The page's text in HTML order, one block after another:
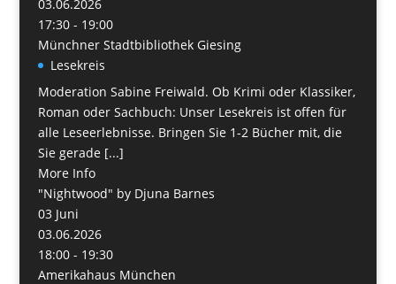
03.06.2026
17:30 - 19:00
Münchner Stadtbibliothek Giesing
Lesekreis
Moderation Sabine Freiwald. Ob Krimi oder Klassiker,
Roman oder Sachbuch: Unser Lesekreis ist offen für
alle Leseerlebnisse. Bringen Sie 1-2 Bücher mit, die
Sie gerade [...]
More Info
"Nightwood" by Djuna Barnes
03 Juni
03.06.2026
18:00 - 19:30
Amerikahaus München